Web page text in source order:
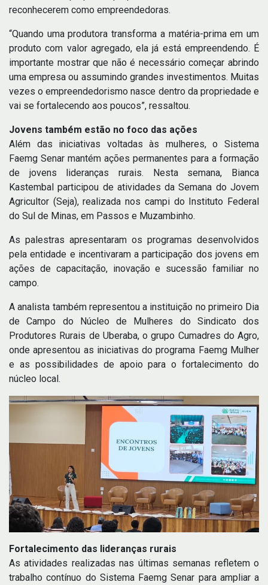
reconhecerem como empreendedoras.
“Quando uma produtora transforma a matéria-prima em um
produto com valor agregado, ela já está empreendendo. É
importante mostrar que não é necessário começar abrindo
uma empresa ou assumindo grandes investimentos. Muitas
vezes o empreendedorismo nasce dentro da propriedade e
vai se fortalecendo aos poucos”, ressaltou.
Jovens também estão no foco das ações
Além das iniciativas voltadas às mulheres, o Sistema
Faemg Senar mantém ações permanentes para a formação
de jovens lideranças rurais. Nesta semana, Bianca
Kastembal participou de atividades da Semana do Jovem
Agricultor (Seja), realizada nos campi do Instituto Federal
do Sul de Minas, em Passos e Muzambinho.
As palestras apresentaram os programas desenvolvidos
pela entidade e incentivaram a participação dos jovens em
ações de capacitação, inovação e sucessão familiar no
campo.
A analista também representou a instituição no primeiro Dia
de Campo do Núcleo de Mulheres do Sindicato dos
Produtores Rurais de Uberaba, o grupo Cumadres do Agro,
onde apresentou as iniciativas do programa Faemg Mulher
e as possibilidades de apoio para o fortalecimento do
núcleo local.
Fortalecimento das lideranças rurais
As atividades realizadas nas últimas semanas refletem o
trabalho contínuo do Sistema Faemg Senar para ampliar a